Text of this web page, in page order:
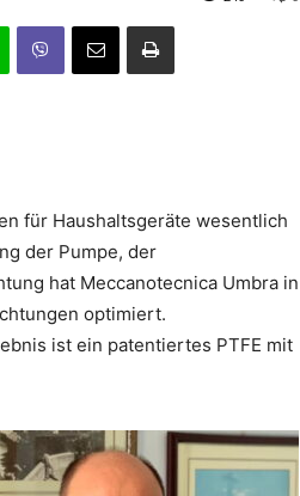
für Haushaltsgeräte wesentlich
der Pumpe, der
hat Meccanotecnica Umbra in
optimiert.
ist ein patentiertes PTFE mit